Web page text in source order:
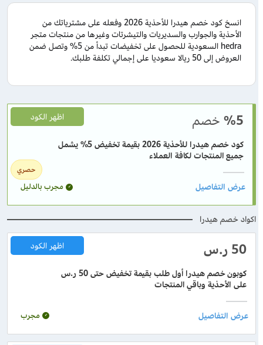
انسخ كود خصم هيدرا للأحذية 2026 وفعله على مشترياتك من
الأحذية والجوارب والسديريات والتيشرتات وغيرها من منتجات متجر
hedra السعودية للحصول على تخفيضات تبدأ من 5% وتصل ضمن
العروض إلى 50 ريالا سعوديا على إجمالي تكلفة طلبك.
%5 خصم
حصري
كود خصم هيدرا للأحذية 2026 بقيمة تخفيض 5% يشمل
جميع المنتجات لكافة العملاء
اظهر الكود
مجرب بالدليل
اكواد خصم هيدرا
50 ر.س
كوبون خصم هيدرا أول طلب بقيمة تخفيض حتى 50 ر.س
على الأحذية وباقي المنتجات
اظهر الكود
مجرب